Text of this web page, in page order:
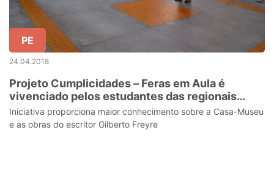
PE
24.04.2018
Projeto Cumplicidades – Feras em Aula é
vivenciado pelos estudantes das regionais
Recife Norte e Mata Sul
Iniciativa proporciona maior conhecimento sobre a Casa-Museu
e as obras do escritor Gilberto Freyre